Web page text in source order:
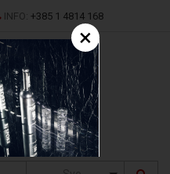
INFO:+385 1 4814 168
EN
×